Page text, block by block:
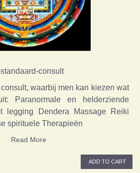
consult
waarbij men kan kiezen wat
Paranormale en helderziende
legging Dendera Massage Reiki
spirituele Therapieën
Read More
ADD TO CART